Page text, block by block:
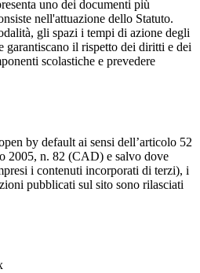
uno dei documenti più
nell'attuazione dello Statuto.
gli spazi i tempi di azione degli
garantiscano il rispetto dei diritti e dei
scolastiche e prevedere
by default ai sensi dell’articolo 52
2005, n. 82 (CAD) e salvo dove
i contenuti incorporati di terzi), i
pubblicati sul sito sono rilasciati